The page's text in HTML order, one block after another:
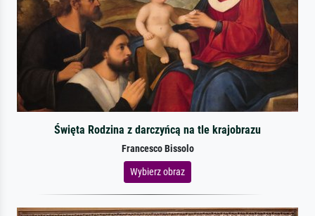
Święta Rodzina z darczyńcą na tle krajobrazu
Francesco Bissolo
Wybierz obraz